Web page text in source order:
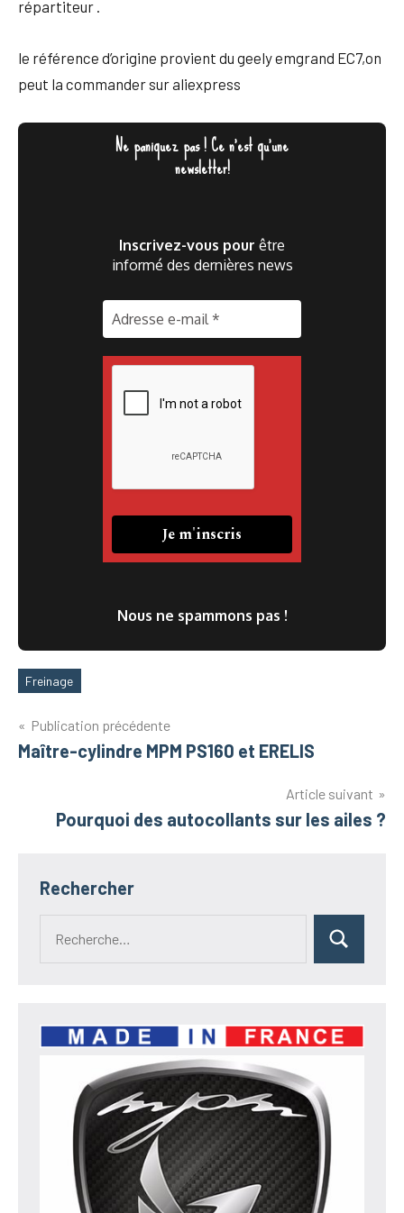
répartiteur .
le référence d’origine provient du geely emgrand EC7,on
peut la commander sur aliexpress
Ne paniquez pas ! Ce n'est qu'une
newsletter!
Inscrivez-vous pour être
informé des dernières news
Nous ne spammons pas !
Étiquettes
Freinage
Navigation
de
Publication précédente
Maître-cylindre MPM PS160 et ERELIS
Article suivant
Pourquoi des autocollants sur les ailes ?
Rechercher
Rechercher